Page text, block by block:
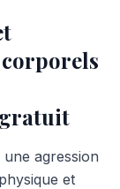
agression
et